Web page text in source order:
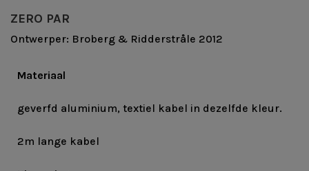
ZERO PAR
Ontwerper: Broberg & Ridderstråle 2012
Materiaal
geverfd aluminium, textiel kabel in dezelfde kleur.
2m lange kabel